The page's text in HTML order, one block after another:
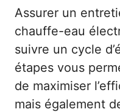
Assurer un
chauffe-eau
suivre un cycle
étapes vous
de maximiser
mais également